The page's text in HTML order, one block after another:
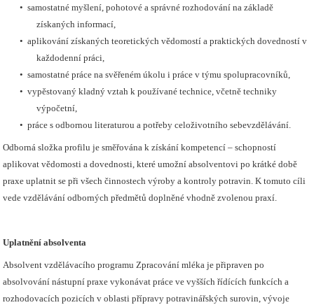
• samostatné myšlení, pohotové a správné rozhodování na základě
získaných informací,
• aplikování získaných teoretických vědomostí a praktických dovedností v
každodenní práci,
• samostatné práce na svěřeném úkolu i práce v týmu spolupracovníků,
• vypěstovaný kladný vztah k používané technice, včetně techniky
výpočetní,
• práce s odbornou literaturou a potřeby celoživotního sebevzdělávání.
Odborná složka profilu je směřována k získání kompetencí – schopností
aplikovat vědomosti a dovednosti, které umožní absolventovi po krátké době
praxe uplatnit se při všech činnostech výroby a kontroly potravin. K tomuto cíli
vede vzdělávání odborných předmětů doplněné vhodně zvolenou praxí.
Uplatnění absolventa
Absolvent vzdělávacího programu Zpracování mléka je připraven po
absolvování nástupní praxe vykonávat práce ve vyšších řídících funkcích a
rozhodovacích pozicích v oblasti přípravy potravinářských surovin, vývoje